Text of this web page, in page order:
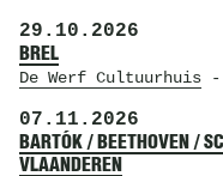
29.10.2026
BREL
De Werf Cultuurhuis-
07.11.2026
BARTÓK / BEETHOVEN /
VLAANDEREN